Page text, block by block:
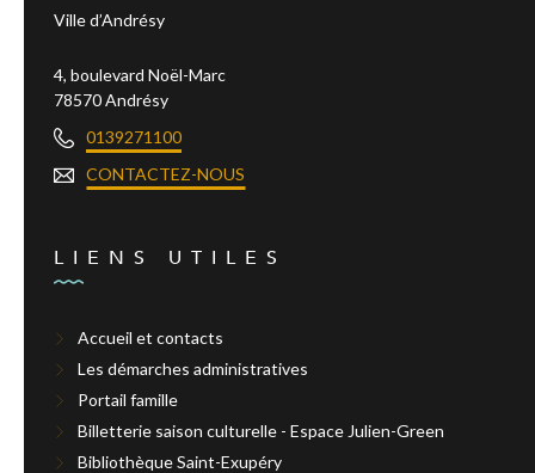
Ville d’Andrésy
4, boulevard Noël-Marc
78570 Andrésy
0139271100
CONTACTEZ-NOUS
LIENS UTILES
Accueil et contacts
Les démarches administratives
Portail famille
Billetterie saison culturelle - Espace Julien-Green
Bibliothèque Saint-Exupéry